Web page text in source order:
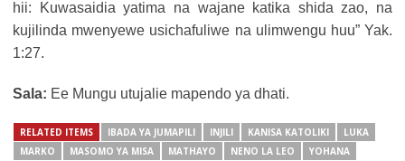
hii: Kuwasaidia yatima na wajane katika shida zao, na
kujilinda mwenyewe usichafuliwe na ulimwengu huu” Yak.
1:27.
Sala: Ee Mungu utujalie mapendo ya dhati.
RELATED ITEMS IBADA YA JUMAPILI INJILI KANISA KATOLIKI
LUKA
MARKO
MASOMO YA MISA MATHAYO NENO LA LEO YOHANA